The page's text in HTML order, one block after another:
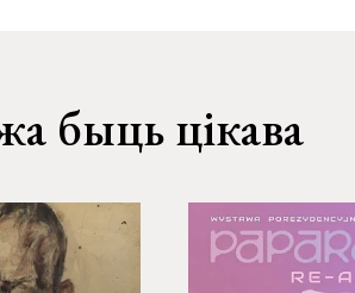
быць цікава